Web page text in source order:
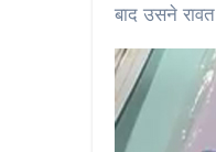
बाद उसने